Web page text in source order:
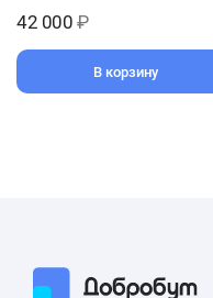
42 000 ₽
В корзину